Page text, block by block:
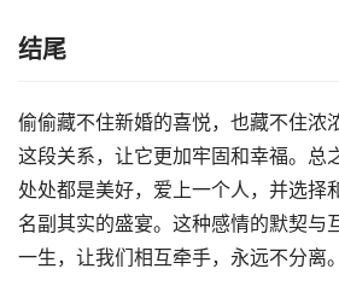
结尾
偷偷藏不住新婚的喜悦，也藏不住浓
这段关系，让它更加牢固和幸福。总
处处都是美好，爱上一个人，并选择
名副其实的盛宴。这种感情的默契与
一生，让我们相互牵手，永远不分离。